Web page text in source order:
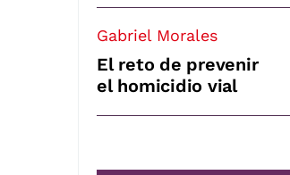
Gabriel Morales
El reto de prevenir
el homicidio vial